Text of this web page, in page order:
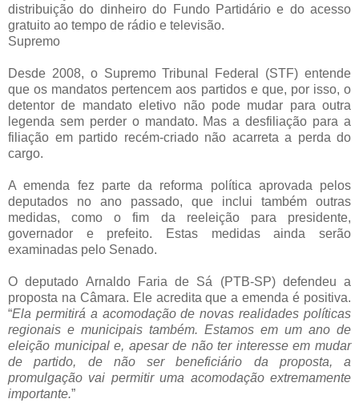
distribuição do dinheiro do Fundo Partidário e do acesso
gratuito ao tempo de rádio e televisão.
Supremo
Desde 2008, o Supremo Tribunal Federal (STF) entende
que os mandatos pertencem aos partidos e que, por isso, o
detentor de mandato eletivo não pode mudar para outra
legenda sem perder o mandato. Mas a desfiliação para a
filiação em partido recém-criado não acarreta a perda do
cargo.
A emenda fez parte da reforma política aprovada pelos
deputados no ano passado, que inclui também outras
medidas, como o fim da reeleição para presidente,
governador e prefeito. Estas medidas ainda serão
examinadas pelo Senado.
O deputado Arnaldo Faria de Sá (PTB-SP) defendeu a
proposta na Câmara. Ele acredita que a emenda é positiva.
“Ela permitirá a acomodação de novas realidades políticas
regionais e municipais também. Estamos em um ano de
eleição municipal e, apesar de não ter interesse em mudar
de partido, de não ser beneficiário da proposta, a
promulgação vai permitir uma acomodação extremamente
importante.”